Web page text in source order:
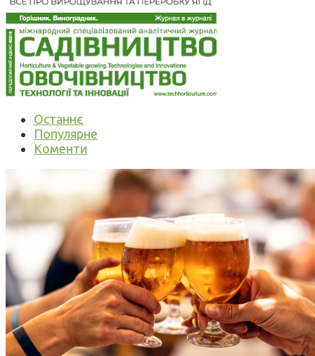
Останнє
Популярне
Коменти